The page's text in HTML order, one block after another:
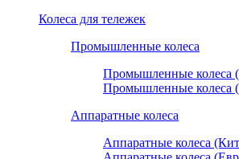
Колеса для тележек
Промышленные колеса
Промышленные колеса
Промышленные колеса
Аппаратные колеса
Аппаратные колеса